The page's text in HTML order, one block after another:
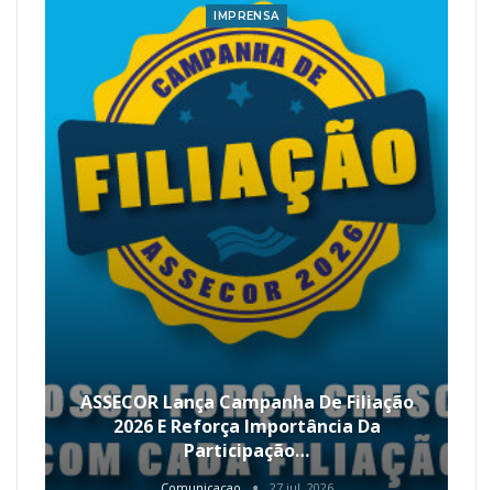
IMPRENSA
ASSECOR Lança Campanha De Filiação
2026 E Reforça Importância Da
Participação…